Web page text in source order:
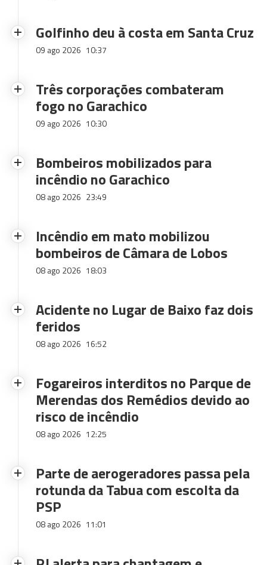
Golfinho deu à costa em Santa Cruz
09 ago 2026 10:37
Três corporações combateram
fogo no Garachico
09 ago 2026 10:30
Bombeiros mobilizados para
incêndio no Garachico
08 ago 2026 23:49
Incêndio em mato mobilizou
bombeiros de Câmara de Lobos
08 ago 2026 18:03
Acidente no Lugar de Baixo faz dois
feridos
08 ago 2026 16:52
Fogareiros interditos no Parque de
Merendas dos Remédios devido ao
risco de incêndio
08 ago 2026 12:25
Parte de aerogeradores passa pela
rotunda da Tabua com escolta da
PSP
08 ago 2026 11:01